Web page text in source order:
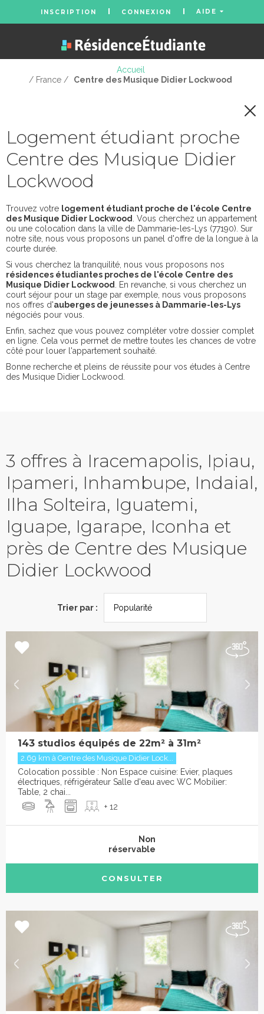
INSCRIPTION CONNEXION AIDE
Accueil
/ France /
Centre des Musique Didier Lockwood
Logement étudiant proche
Centre des Musique Didier
Lockwood
Trouvez votre logement étudiant proche de l'école Centre
des Musique Didier Lockwood
. Vous cherchez un appartement
ou une colocation dans la ville de Dammarie-les-Lys (77190). Sur
notre site, nous vous proposons un panel d'offre de la longue à la
courte durée.
Si vous cherchez la tranquilité, nous vous proposons nos
résidences étudiantes proches de l'école Centre des
Musique Didier Lockwood
. En revanche, si vous cherchez un
court séjour pour un stage par exemple, nous vous proposons
nos offres d'auberges de jeunesses à Dammarie-les-Lys
négociés pour vous.
Enfin, sachez que vous pouvez compléter votre dossier complet
en ligne. Cela vous permet de mettre toutes les chances de votre
côté pour louer l'appartement souhaité.
Bonne recherche et pleins de réussite pour vos études à Centre
des Musique Didier Lockwood.
3 offres à Iracemapolis, Ipiau,
Ipameri, Inhambupe, Indaial,
Ilha Solteira, Iguatemi,
Iguape, Igarape, Iconha et
près de Centre des Musique
Didier Lockwood
Trier par :
143 studios équipés de 22m² à 31m²
2.69 km à Centre des Musique Didier Lock...
Colocation possible : Non Espace cuisine: Evier, plaques
électriques, réfrigérateur Salle d'eau avec WC Mobilier:
Table, 2 chai...
+ 12
Non
réservable
CONSULTER